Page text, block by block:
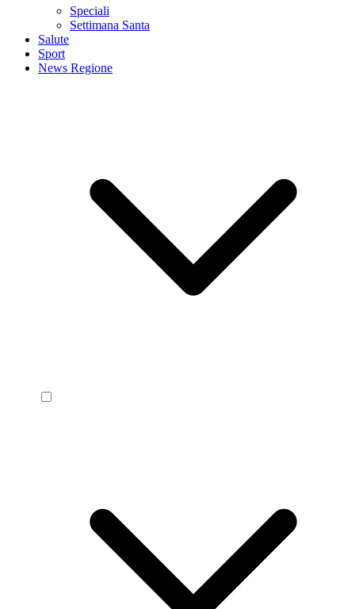
Speciali
Settimana Santa
Salute
Sport
News Regione